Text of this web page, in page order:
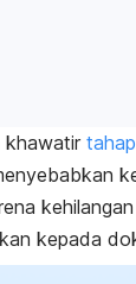
khawatir
kepada